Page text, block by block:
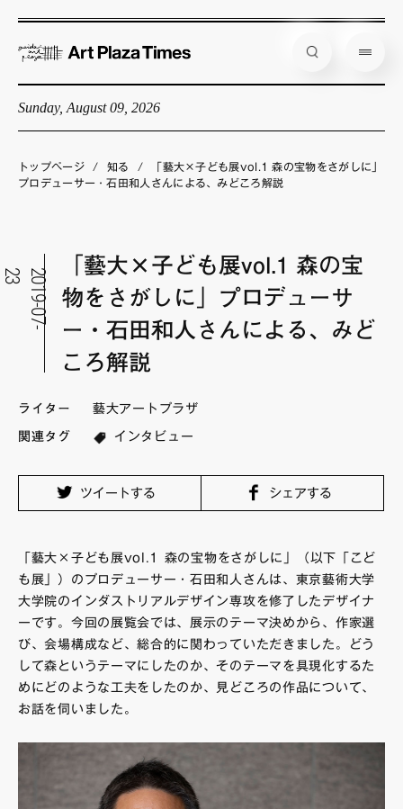
Sunday, August 09, 2026
企画展情報
アーティスト
店舗からのお知らせ
公式通販
FAQ・お問い合わせ
トップページ / 知る /
「藝大×子ども展vol.1 森の宝物をさがしに」
プロデューサー・石田和人さんによる、みどころ解説
2
0
1
9
-
0
7
-
2
3
「藝大×子ども展vol.1 森の宝
物をさがしに」プロデューサ
ー・石田和人さんによる、みど
ころ解説
ライター 藝大アートプラザ
関連タグ インタビュー
ツイートする シェアする
「藝大×子ども展vol.1 森の宝物をさがしに」（以下「こど
も展」）のプロデューサー・石田和人さんは、東京藝術大学
大学院のインダストリアルデザイン専攻を修了したデザイナ
ーです。今回の展覧会では、展示のテーマ決めから、作家選
び、会場構成など、総合的に関わっていただきました。どう
して森というテーマにしたのか、そのテーマを具現化するた
めにどのような工夫をしたのか、見どころの作品について、
お話を伺いました。